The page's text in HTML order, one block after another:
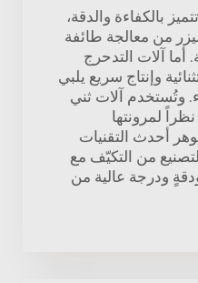
بالكفاءة والدقة،
من معالجة طائفة
أما آلات التدحرج
وإنتاج سريع يلبي
وتُستخدم آلات ثني
لمرونتها
أحدث التقنيات
من التكيّف مع
ودرجة عالية من